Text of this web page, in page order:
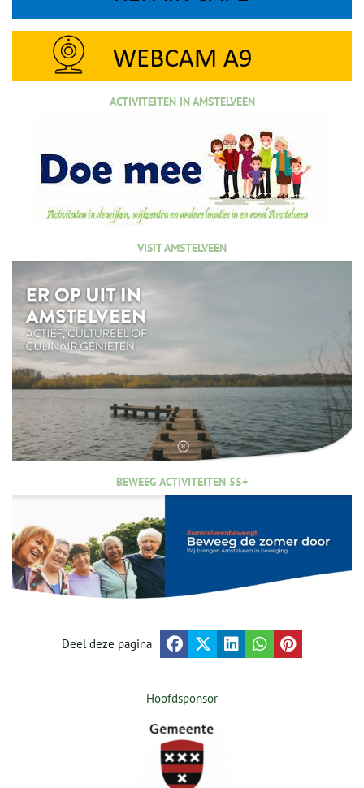
ACTIVITEITEN IN AMSTELVEEN
VISIT AMSTELVEEN
BEWEEG ACTIVITEITEN 55+
Deel deze pagina
Hoofdsponsor